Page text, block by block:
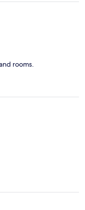
rooms.